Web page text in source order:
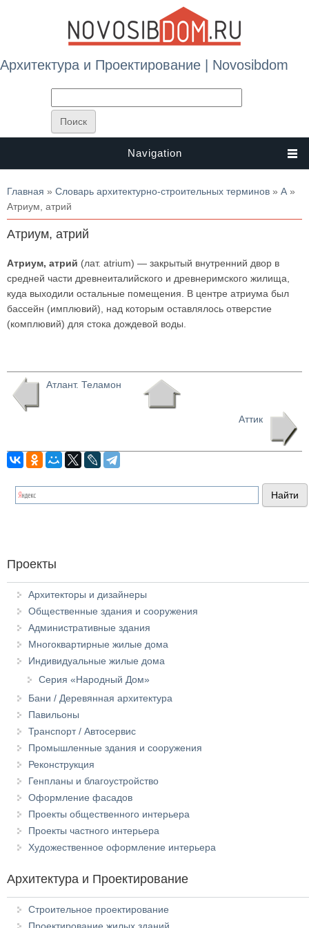
Архитектура и Проектирование | Novosibdom
Navigation
Вы здесь
Главная » Словарь архитектурно-строительных терминов » А »
Атриум, атрий
Атриум, атрий
Атриум, атрий (лат. аtrium) — закрытый внутренний двор в
средней части древнеиталийского и древнеримского жилища,
куда выходили остальные помещения. В центре атриума был
бассейн (имплювий), над которым оставлялось отверстие
(комплювий) для стока дождевой воды.
Атлант. Теламон
Аттик
Проекты
Архитекторы и дизайнеры
Общественные здания и сооружения
Административные здания
Многоквартирные жилые дома
Индивидуальные жилые дома
Серия «Народный Дом»
Бани / Деревянная архитектура
Павильоны
Транспорт / Автосервис
Промышленные здания и сооружения
Реконструкция
Генпланы и благоустройство
Оформление фасадов
Проекты общественного интерьера
Проекты частного интерьера
Художественное оформление интерьера
Архитектура и Проектирование
Строительное проектирование